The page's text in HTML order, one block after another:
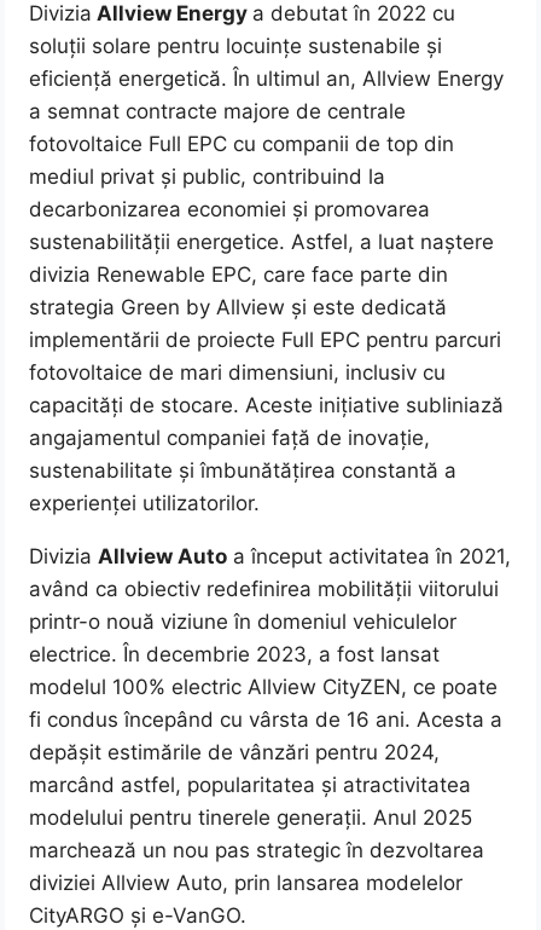
Divizia Allview Energy a debutat în 2022 cu
soluții solare pentru locuințe sustenabile și
eficiență energetică. În ultimul an, Allview Energy
a semnat contracte majore de centrale
fotovoltaice Full EPC cu companii de top din
mediul privat și public, contribuind la
decarbonizarea economiei și promovarea
sustenabilității energetice. Astfel, a luat naștere
divizia Renewable EPC, care face parte din
strategia Green by Allview și este dedicată
implementării de proiecte Full EPC pentru parcuri
fotovoltaice de mari dimensiuni, inclusiv cu
capacități de stocare. Aceste inițiative subliniază
angajamentul companiei față de inovație,
sustenabilitate și îmbunătățirea constantă a
experienței utilizatorilor.
DiviziaAllview Auto a început activitatea în 2021,
având ca obiectiv redefinirea mobilității viitorului
printr-o nouă viziune în domeniul vehiculelor
electrice. În decembrie 2023, a fost lansat
modelul 100% electric Allview CityZEN, ce poate
fi condus începând cu vârsta de 16 ani. Acesta a
depășit estimările de vânzări pentru 2024,
marcând astfel, popularitatea și atractivitatea
modelului pentru tinerele generații. Anul 2025
marchează un nou pas strategic în dezvoltarea
diviziei Allview Auto, prin lansarea modelelor
CityARGO și e-VanGO.